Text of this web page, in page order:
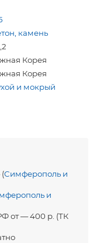
камень
Корея
Корея
и мокрый
Симферополь и
и
от — 400 р. (ТК